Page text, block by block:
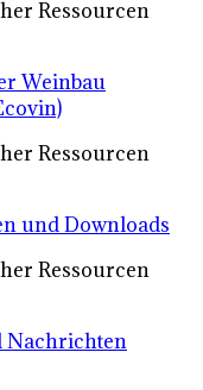
Ressourcen
Weinbau
Ressourcen
und Downloads
Ressourcen
Nachrichten